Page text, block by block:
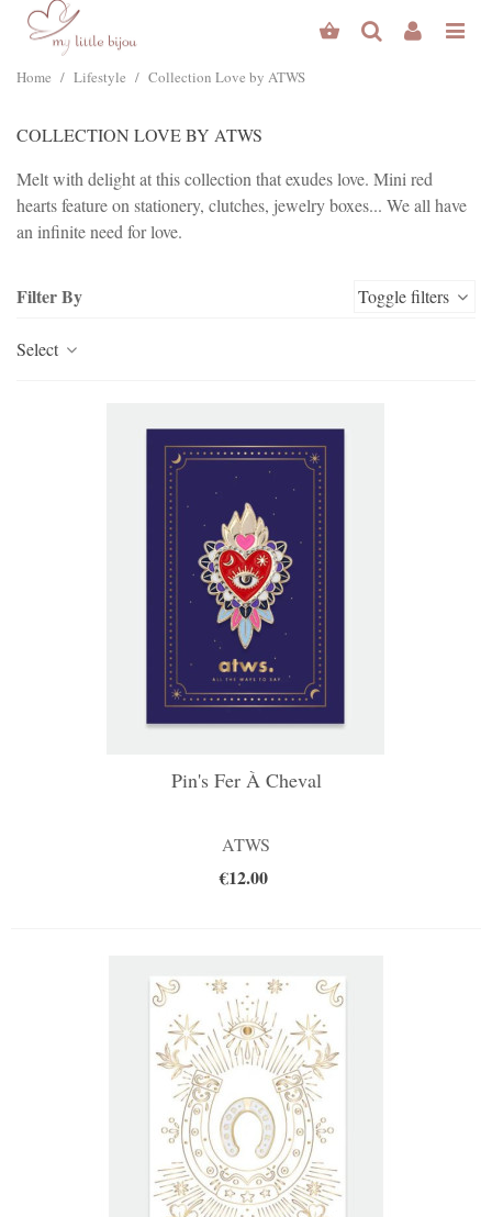
Home / Lifestyle / Collection Love by ATWS
COLLECTION LOVE BY ATWS
Melt with delight at this collection that exudes love. Mini red
hearts feature on stationery, clutches, jewelry boxes... We all have
an infinite need for love.
Filter By Toggle filters
Select
Pin's Fer À Cheval
ATWS
€12.00